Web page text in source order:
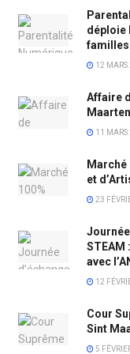
déploie
familles
12
Affaire
11
Marché
et
23
STEAM
avec
12
Cour
Sint
5